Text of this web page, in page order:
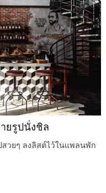
ยรูปนั่งชิล
วยๆ ลงลิสต์ไว้ในแพลนพัก